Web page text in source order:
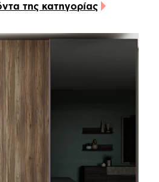
της κατηγορίας